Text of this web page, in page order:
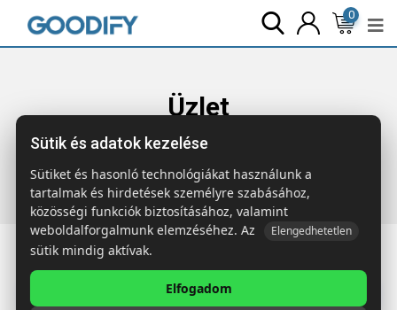
0
Üzlet
Főoldal Termékek Szóróajándék & Szerszám
Feketén író toll vízmértékkel
Étkezés & Ivás
Sütik és adatok kezelése
Sütiket és hasonló technológiákat használunk a
tartalmak és hirdetések személyre szabásához,
közösségi funkciók biztosításához, valamint
weboldalforgalmunk elemzéséhez. Az
Elengedhetetlen
sütik mindig aktívak.
Elfogadom